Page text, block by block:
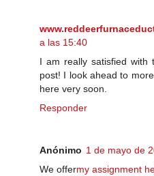
a las 15:40
I am really satisfied with
post! I look ahead to
here very soon.
Responder
Anónimo 1 de mayo de
We offermy assignment